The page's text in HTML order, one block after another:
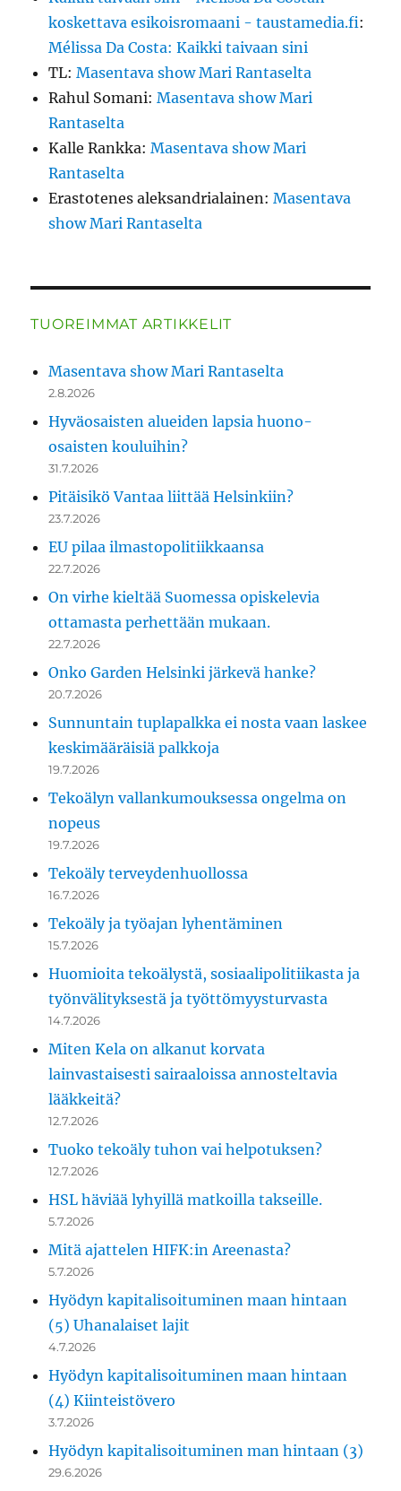
koskettava esikoisromaani - taustamedia.fi:
Mélissa Da Costa: Kaikki taivaan sini
TL:Masentava show Mari Rantaselta
Rahul Somani:Masentava show Mari
Rantaselta
Kalle Rankka:Masentava show Mari
Rantaselta
Erastotenes aleksandrialainen:Masentava
show Mari Rantaselta
TUOREIMMAT ARTIKKELIT
Masentava show Mari Rantaselta
2.8.2026
Hyväosaisten alueiden lapsia huono-
osaisten kouluihin?
31.7.2026
Pitäisikö Vantaa liittää Helsinkiin?
23.7.2026
EU pilaa ilmastopolitiikkaansa
22.7.2026
On virhe kieltää Suomessa opiskelevia
ottamasta perhettään mukaan.
22.7.2026
Onko Garden Helsinki järkevä hanke?
20.7.2026
Sunnuntain tuplapalkka ei nosta vaan laskee
keskimääräisiä palkkoja
19.7.2026
Tekoälyn vallankumouksessa ongelma on
nopeus
19.7.2026
Tekoäly terveydenhuollossa
16.7.2026
Tekoäly ja työajan lyhentäminen
15.7.2026
Huomioita tekoälystä, sosiaalipolitiikasta ja
työnvälityksestä ja työttömyysturvasta
14.7.2026
Miten Kela on alkanut korvata
lainvastaisesti sairaaloissa annosteltavia
lääkkeitä?
12.7.2026
Tuoko tekoäly tuhon vai helpotuksen?
12.7.2026
HSL häviää lyhyillä matkoilla takseille.
5.7.2026
Mitä ajattelen HIFK:in Areenasta?
5.7.2026
Hyödyn kapitalisoituminen maan hintaan
(5) Uhanalaiset lajit
4.7.2026
Hyödyn kapitalisoituminen maan hintaan
(4) Kiinteistövero
3.7.2026
Hyödyn kapitalisoituminen man hintaan (3)
29.6.2026